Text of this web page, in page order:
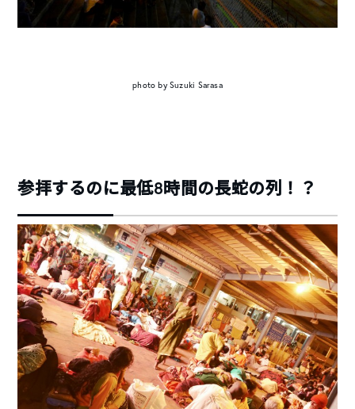
photo by Suzuki Sarasa
参拝するのに最低8時間の長蛇の列！？